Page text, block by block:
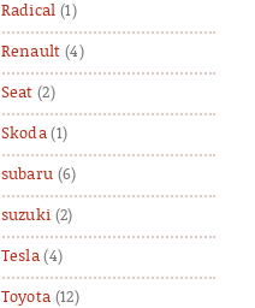
Radical (1)
Renault (4)
Seat (2)
Skoda (1)
subaru (6)
suzuki (2)
Tesla (4)
Toyota (12)